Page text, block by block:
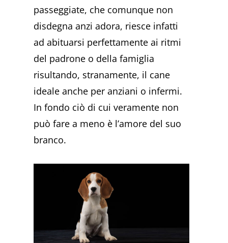
passeggiate, che comunque non
disdegna anzi adora, riesce infatti
ad abituarsi perfettamente ai ritmi
del padrone o della famiglia
risultando, stranamente, il cane
ideale anche per anziani o infermi.
In fondo ciò di cui veramente non
può fare a meno è l’amore del suo
branco.